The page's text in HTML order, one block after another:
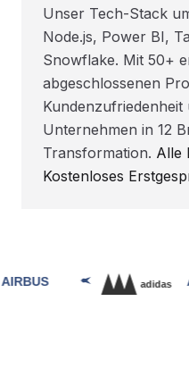
Unser Tech-Stack
Node.js, Power BI,
Snowflake. Mit 50+
abgeschlossenen
Unternehmen in 12
Transformation. Alle
Kostenloses